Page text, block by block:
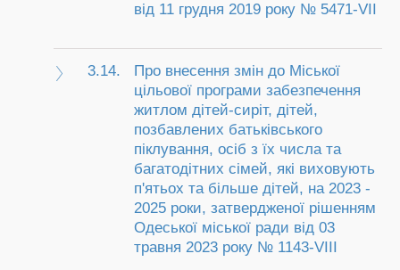
від 11 грудня 2019 року № 5471-VII
3.14.
Про внесення змін до Міської
цільової програми забезпечення
житлом дітей-сиріт, дітей,
позбавлених батьківського
піклування, осіб з їх числа та
багатодітних сімей, які виховують
п'ятьох та більше дітей, на 2023 -
2025 роки, затвердженої рішенням
Одеської міської ради від 03
травня 2023 року № 1143-VIІI